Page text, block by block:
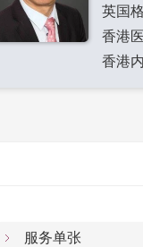
英国
香港
香港
服务单张